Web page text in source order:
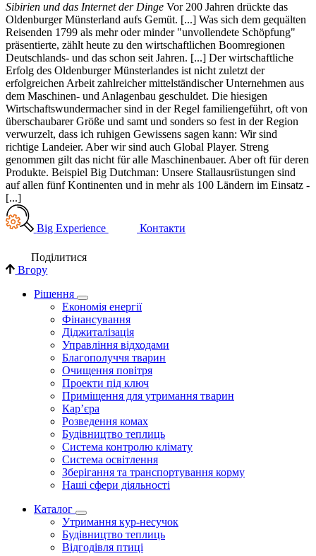
Sibirien und das Internet der Dinge Vor 200 Jahren drückte das
Oldenburger Münsterland aufs Gemüt. [...] Was sich dem gequälten
Reisenden 1799 als mehr oder minder "unvollendete Schöpfung"
präsentierte, zählt heute zu den wirtschaftlichen Boomregionen
Deutschlands- und das schon seit Jahren. [...] Der wirtschaftliche
Erfolg des Oldenburger Münsterlandes ist nicht zuletzt der
erfolgreichen Arbeit zahlreicher mittelständischer Unternehmen aus
dem Maschinen- und Anlagenbau geschuldet. Die hiesigen
Wirtschaftswundermacher sind in der Regel familiengeführt, oft von
überschaubarer Größe und samt und sonders so fest in der Region
verwurzelt, dass ich ruhigen Gewissens sagen kann: Wir sind
richtige Landeier. Aber wir sind auch Global Player. Streng
genommen gilt das nicht für alle Maschinenbauer. Aber oft für deren
Produkte. Beispiel Big Dutchman: Unsere Stallausrüstungen sind
auf allen fünf Kontinenten und in mehr als 100 Ländern im Einsatz -
[...]
Big Experience Контакти
Поділи­тися
Вгору
Рішення
Економія енергії
Фінансування
Діджиталізація
Управління відходами
Благополуччя тварин
Очищення повітря
Проекти під ключ
Приміщення для утримання тварин
Кар’єра
Розведення комах
Будівництво теплиць
Система контролю клімату
Система освітлення
Зберігання та транспортування корму
Наші сфери діяльності
Каталог
Утримання кур-несучок
Будівництво теплиць
Відгодівля птиці